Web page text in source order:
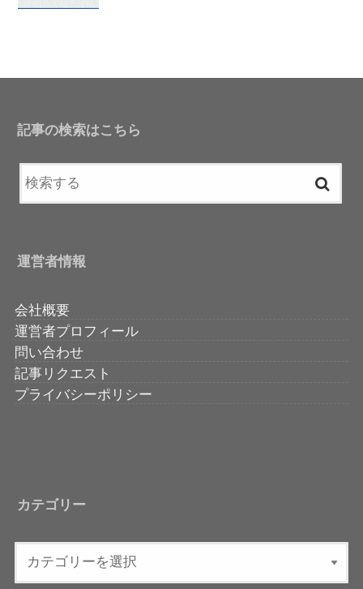
記事の検索はこちら
運営者情報
会社概要
運営者プロフィール
問い合わせ
記事リクエスト
プライバシーポリシー
カテゴリー